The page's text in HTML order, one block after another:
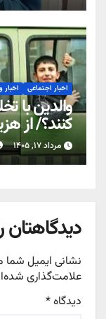
اخبار اجتماعی اخبار
والدین
کنند؟/ از
مرداد ۱۷, ۱۴۰۵
دیدگاهتان
نشانی ایمیل
علامت‌گذاری
دیدگاه*